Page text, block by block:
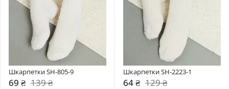
Шкарпетки SH-805-9
69 ₴ 139 ₴
Шкарпетки SH-2223-1
64 ₴ 129 ₴